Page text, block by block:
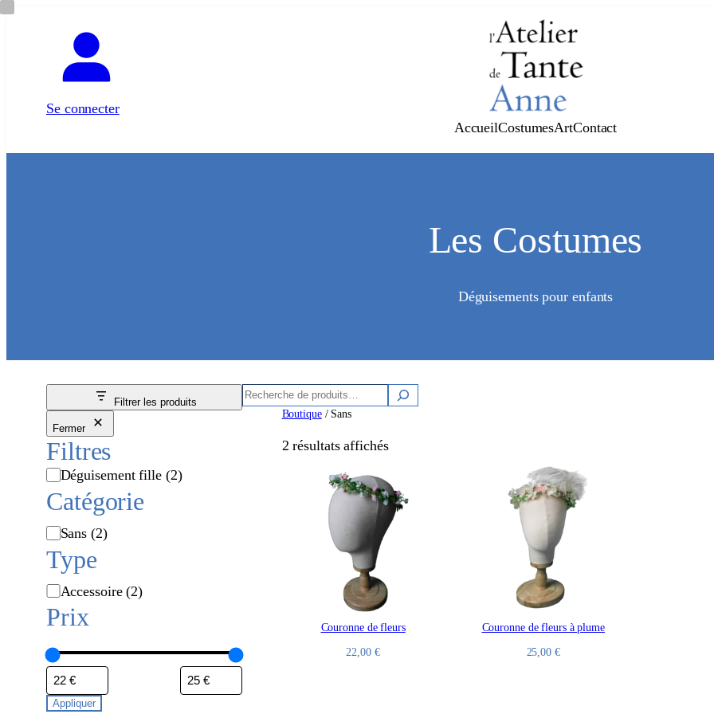
Aller
Se connecter
AccueilCostumesArtContact
Les Costumes
Déguisements pour enfants
Filtrer les produits
Fermer
Filtres
M
a
r
q
u
e
Déguisement fille (2)
Catégorie
C
a
é
g
o
r
i
Sans(2)
Type
É
t
i
q
u
Accessoire(2)
Prix
Appliquer
R
e
Boutique/ Sans
2 résultats affichés
Couronne de fleurs
22,00 €
Couronne de fleurs à plume
25,00 €